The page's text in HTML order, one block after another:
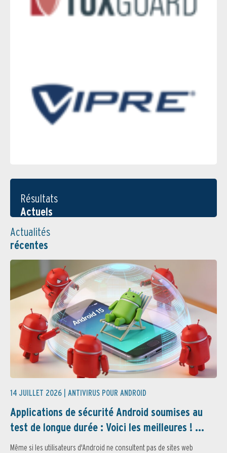
Résultats
Actuels
Actualités
récentes
14 JUILLET 2026 | ANTIVIRUS POUR ANDROID
Applications de sécurité Android soumises au
test de longue durée : Voici les meilleures ! ...
Même si les utilisateurs d'Android ne consultent pas de sites web